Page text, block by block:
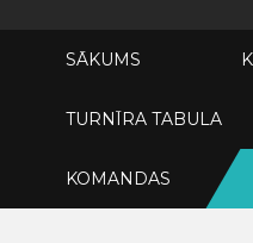
SĀKUMS
TURNĪRA TABULA
KOMANDAS